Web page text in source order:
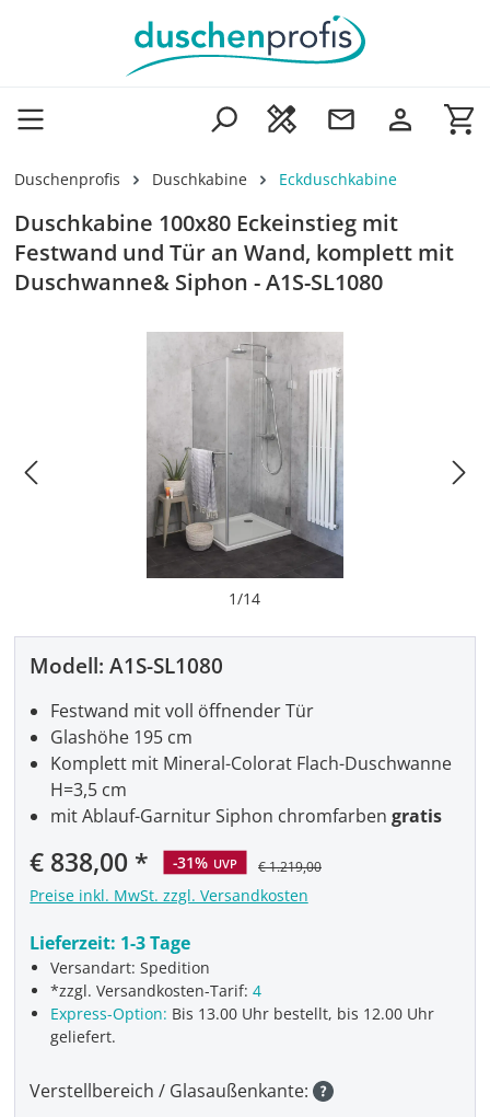
Zum Hauptinhalt springen
Duschenprofis Duschkabine Eckduschkabine
Duschkabine 100x80 Eckeinstieg mit
Festwand und Tür an Wand, komplett mit
Duschwanne& Siphon - A1S-SL1080
Bildergalerie überspringen
1/14
Modell: A1S-SL1080
€ 838,00 -31% UVP € 1.219,00
Preise inkl. MwSt. zzgl. Versandkosten
Lieferzeit: 1-3 Tage
Versandart: Spedition
*zzgl. Versandkosten-Tarif:4
Express-Option: Bis 13.00 Uhr bestellt, bis 12.00 Uhr
geliefert.
Festwand mit voll öffnender Tür
Glashöhe 195 cm
Komplett mit Mineral-Colorat Flach-Duschwanne
H=3,5 cm
mit Ablauf-Garnitur Siphon chromfarbengratis
Verstellbereich / Glasaußenkante: